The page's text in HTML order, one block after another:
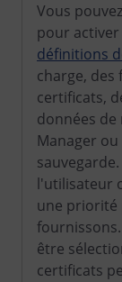
Vous
pour
définitions
charge, des
certificats,
données de
Manager
l'utilisateur
une priorité
être
certificats